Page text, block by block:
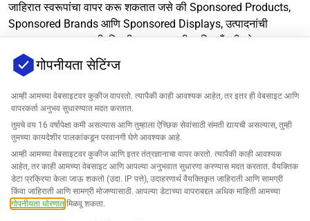
जाहिरात स्वरूपांचा वापर करू शकतात जसे की Sponsored Products,
Sponsored Brands आणि Sponsored Displays, उत्पादनांची
दृश्यमानता वाढवण्यासाठी, विक्री वाढवण्यासाठी आणि ब्रँडची ओळख
वाढवण्यासाठी.
अधिक विचारले जाणारे प्रश्न
Amazon मध्ये PPC म्हणजे काय?
Amazon आणि इतर प्रदात्यांमध्ये "PPC" म्हणजे "Pay per Click".
हे जाहिरातींसाठी एक बिलिंग पद्धत आहे, ज्यामध्ये जाहिरातदार त्यांच्या
Amazon वर जाहिरात किती महाग आहे?
गोपनीयता सेटिंग्ज
आम्ही आमच्या वेबसाइटवर कुकीज वापरतो. त्यापैकी काही आवश्यक आहेत, तर इतर ही वेबसाइट आणि
वापरकर्ता अनुभव सुधारण्यात मदत करतात.
तुमचे वय 16 वर्षांपेक्षा कमी असल्यास आणि तुम्हाला ऐच्छिक सेवांसाठी संमती द्यायची असल्यास, तुम्ही
तुमच्या कायदेशीर पालकांकडून परवानगी घेणे आवश्यक आहे.
आम्ही आमच्या वेबसाइटवर कुकीज आणि इतर तंत्रज्ञानाचा वापर करतो. त्यापैकी काही आवश्यक
आहेत, तर काही आमच्या वेबसाइट आणि आपल्या अनुभवात सुधारणा करण्यास मदत करतात. वैयक्तिक
डेटा प्रक्रिया केला जाऊ शकतो (उदा. IP पत्ते), उदाहरणार्थ वैयक्तिकृत जाहिराती आणि सामग्री
किंवा जाहिराती आणि सामग्री मोजण्यासाठी. आपल्या डेटाच्या वापराबद्दल अधिक माहिती आमच्या
गोपनीयता धोरणात मिळवू शकता.